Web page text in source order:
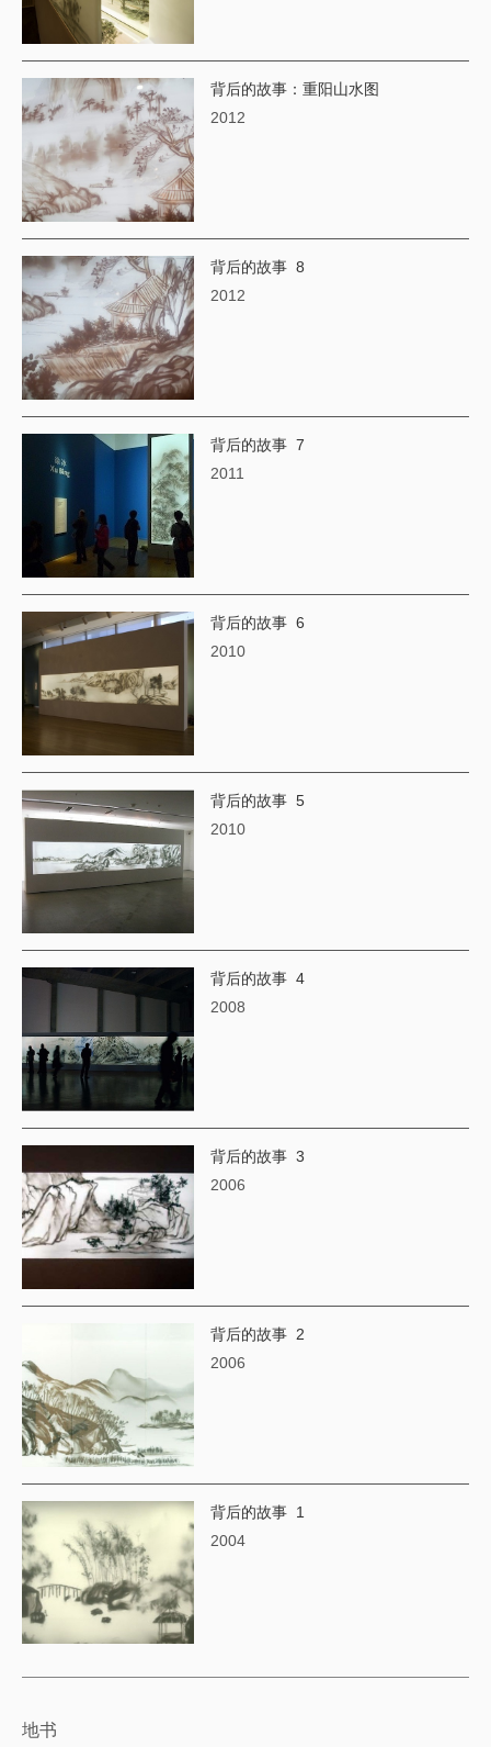
背后的故事：重阳山水图
2012
背后的故事 8
2012
背后的故事 7
2011
背后的故事 6
2010
背后的故事 5
2010
背后的故事 4
​2008
背后的故事 3
2006
背后的故事 2
2006
背后的故事 1
2004
地书